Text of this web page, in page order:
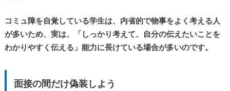
コミュ障を自覚している学生は、内省的で物事をよく考える人
が多いため、実は、「しっかり考えて、自分の伝えたいことを
わかりやすく伝える」能力に長けている場合が多いのです。
面接の間だけ偽装しよう